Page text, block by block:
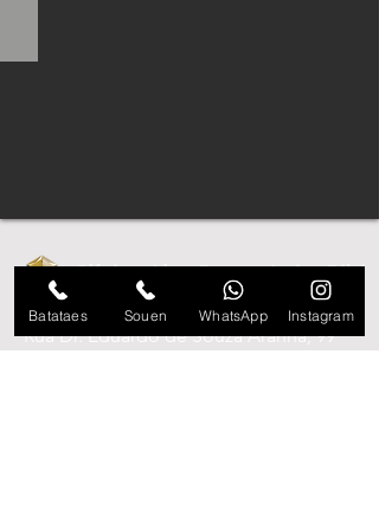
Clínica Alex Pupo - Itaim Bibi
Rua Dr. Eduardo de Souza Aranha, 99
3ºandar
Batataes Souen WhatsApp Instagram